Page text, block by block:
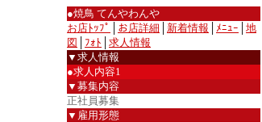
●焼鳥 てんやわんや
お店ﾄｯﾌﾟ
お店詳細 新着情報 ﾒﾆｭｰ
地
図
ﾌｫﾄ
求人情報
▼求人情報
●求人内容1
▼募集内容
正社員募集
▼雇用形態